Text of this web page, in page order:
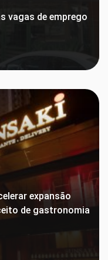
vagas de emprego
expansão
de gastronomia